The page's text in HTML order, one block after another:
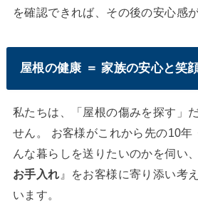
を確認できれば、その後の安心感
屋根の健康 ＝ 家族の安心と笑
私たちは、「屋根の傷みを探す」
せん。 お客様がこれから先の10年
んな暮らしを送りたいのかを伺い
お手入れ 』をお客様に寄り添い考
います。